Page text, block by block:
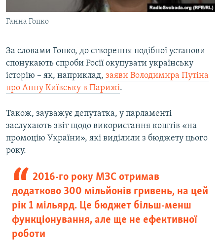
Ганна Гопко
За словами Гопко, до створення подібної установи
спонукають спроби Росії окупувати українську
історію – як, наприклад, заяви Володимира Путіна
про Анну Київську в Парижі.
Також, зауважує депутатка, у парламенті
заслухають звіт щодо використання коштів «на
промоцію України», які виділили з бюджету цього
року.
2016-го року МЗС отримав
додатково 300 мільйонів гривень, на цей
рік 1 мільярд. Це бюджет більш-менш
функціонування, але ще не ефективної
роботи